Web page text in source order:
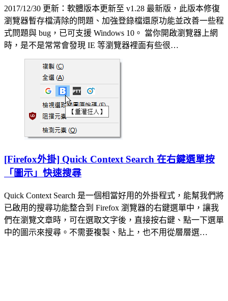
2017/12/30 更新：軟體版本更新至 v1.28 最新版，此版本修復
瀏覽器暫存檔清除的問題、加強登錄檔還原功能並改善一些程
式問題與 bug，已可支援 Windows 10。 當你開啟瀏覽器上網
時，是不是常常會發現 IE 等瀏覽器裡面有些很…
[Firefox外掛] Quick Context Search 在右鍵選單按
「圖示」快速搜尋
Quick Context Search 是一個相當好用的外掛程式，能幫我們將
已啟用的搜尋功能整合到 Firefox 瀏覽器的右鍵選單中，讓我
們在瀏覽文章時，可在選取文字後，直接按右鍵、點一下選單
中的圖示來搜尋。不需要複製、貼上，也不用從層層選…